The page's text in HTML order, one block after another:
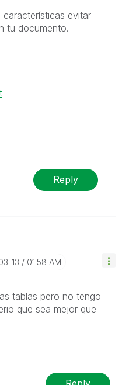
evitar
tu documento.
Reply
13 01:58 AM
tablas pero no tengo
que sea mejor que